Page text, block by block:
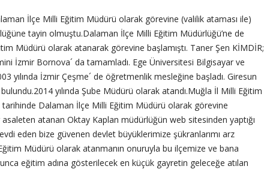
İlçe Milli Eğitim Müdürü olarak görevine (valilik ataması ile)
tayin olmuştu.Dalaman İlçe Milli Eğitim Müdürlüğü’ne de
Müdürü olarak atanarak görevine başlamıştı. Taner Şen KİMDİR;
İzmir Bornova´ da tamamladı. Ege Üniversitesi Bilgisayar ve
İzmir Çeşme´ de öğretmenlik mesleğine başladı. Giresun
yılında Şube Müdürü olarak atandı.Muğla İl Milli Eğitim
Dalaman İlçe Milli Eğitim Müdürü olarak görevine
atanan Oktay Kaplan müdürlüğün web sitesinden yaptığı
eden bize güvenen devlet büyüklerimize şükranlarımı arz
Müdürü olarak atanmanın onuruyla bu ilçemize ve bana
eğitim adına gösterilecek en küçük gayretin geleceğe atılan